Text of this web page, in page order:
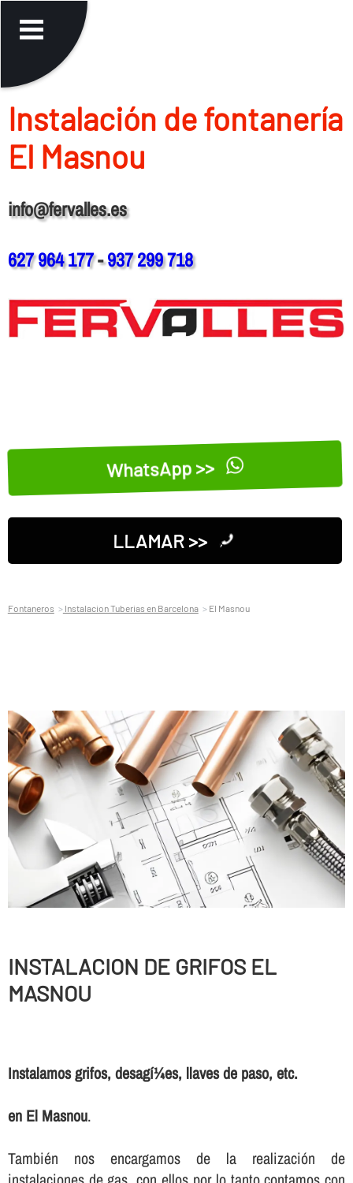
Instalación de fontanerí­a
El Masnou
info@fervalles.es
627 964 177-937 299 718
WhatsApp >>
LLAMAR >>
Fontaneros Instalacion Tuberias en Barcelona El Masnou
INSTALACION DE GRIFOS EL
MASNOU
Instalamos grifos, desagí¼es, llaves de paso, etc.
en El Masnou.
También nos encargamos de la realización de